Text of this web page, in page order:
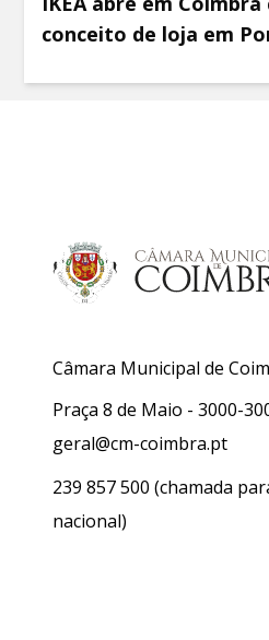
conceito de loja em
Câmara Municipal de
Praça 8 de Maio - 3000-
geral@cm-coimbra.pt
239 857 500 (chamada
nacional)